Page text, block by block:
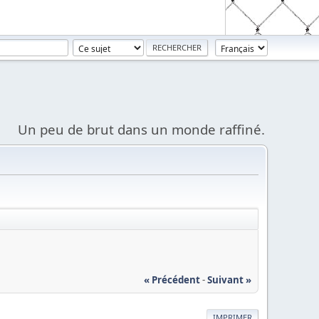
Un peu de brut dans un monde raffiné.
« Précédent-Suivant »
IMPRIMER